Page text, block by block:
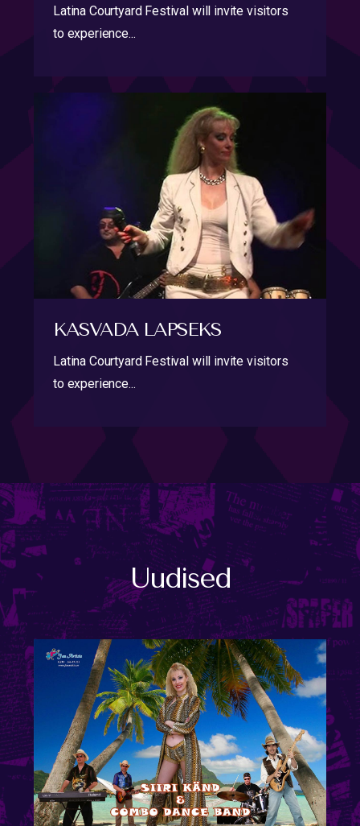
Latina Courtyard Festival will invite visitors
to experience...
KASVADA LAPSEKS
Latina Courtyard Festival will invite visitors
to experience...
Uudised